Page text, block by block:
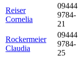
Reiser
Cornelia
09444
9784-
21
Rockermeier
Claudia
09444
9784-
25